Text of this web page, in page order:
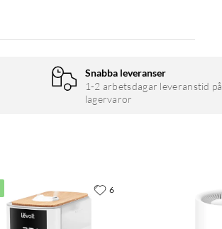
Snabba leveranser
1-2 arbetsdagar leveranstid på
lagervaror
6